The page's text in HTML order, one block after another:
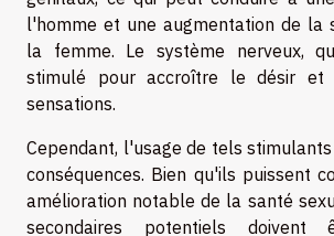
l'homme et une augmentation de la
la femme. Le système nerveux,
stimulé pour accroître le désir et
sensations.
Cependant, l'usage de tels
conséquences. Bien qu'ils puissent
amélioration notable de la santé
secondaires potentiels